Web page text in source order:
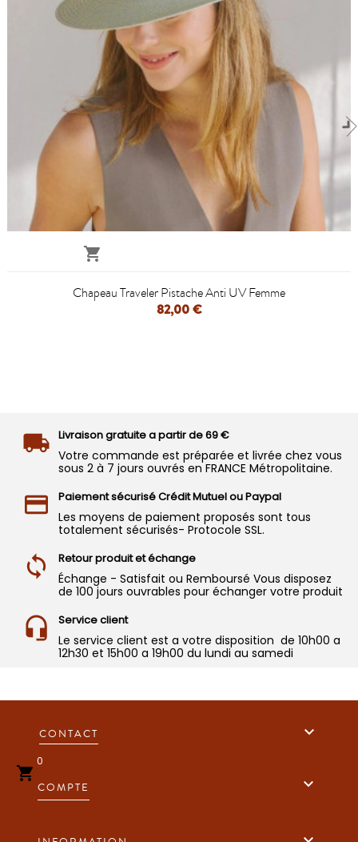

Chapeau Traveler Pistache Anti UV Femme
82,00 €
Livraison gratuite a partir de 69 €
Votre commande est préparée et livrée chez vous
sous 2 à 7 jours ouvrés en FRANCE Métropolitaine.
Paiement sécurisé Crédit Mutuel ou Paypal
Les moyens de paiement proposés sont tous
totalement sécurisés- Protocole SSL.
Retour produit et échange
Échange - Satisfait ou Remboursé Vous disposez
de 100 jours ouvrables pour échanger votre produit
Service client
Le service client est a votre disposition de 10h00 a
12h30 et 15h00 a 19h00 du lundi au samedi
CONTACT 
COMPTE 

0